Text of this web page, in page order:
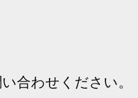
合わせください。